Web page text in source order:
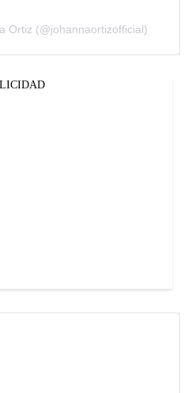
Ortiz (@johannaortizofficial)